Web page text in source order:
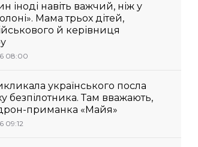
іноді навіть важчий, ніж у
Мама трьох дітей,
й керівниця
08:00
українського посла
безпілотника. Там вважають,
приманка «Майя»
09:12